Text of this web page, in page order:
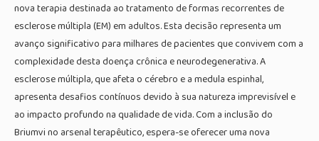
nova terapia destinada ao tratamento de formas recorrentes de
esclerose múltipla (EM) em adultos. Esta decisão representa um
avanço significativo para milhares de pacientes que convivem com a
complexidade desta doença crônica e neurodegenerativa. A
esclerose múltipla, que afeta o cérebro e a medula espinhal,
apresenta desafios contínuos devido à sua natureza imprevisível e
ao impacto profundo na qualidade de vida. Com a inclusão do
Briumvi no arsenal terapêutico, espera-se oferecer uma nova